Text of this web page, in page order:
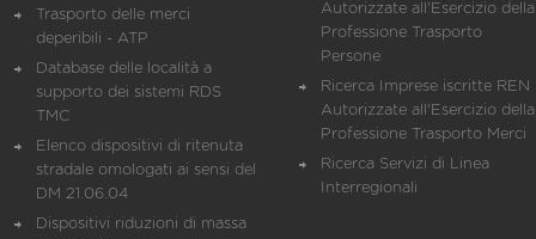
Trasporto delle merci
deperibili - ATP
Database delle località a
supporto dei sistemi RDS
TMC
Elenco dispositivi di ritenuta
stradale omologati ai sensi del
DM 21.06.04
Dispositivi riduzioni di massa
Autorizzate all'Esercizio della
Professione Trasporto
Persone
Ricerca Imprese iscritte REN
Autorizzate all'Esercizio della
Professione Trasporto Merci
Ricerca Servizi di Linea
Interregionali